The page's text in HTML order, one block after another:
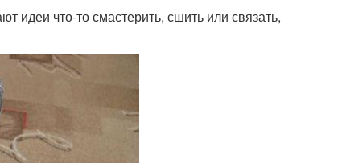
идеи что-то смастерить, сшить или связать,